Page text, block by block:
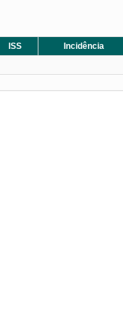
ISS Incidência